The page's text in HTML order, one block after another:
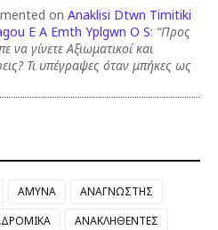
on Anaklisi Dtwn Timitiki
E A Emth Yplgwn O S: “Προς
να γίνετε Αξιωματικοί και
Τι υπέγραψες όταν μπήκες ως
ΑΜΥΝΑ
ΑΝΑΓΝΩΣΤΗΣ
ΑΝΑΚΛΗΘΕΝΤΕΣ